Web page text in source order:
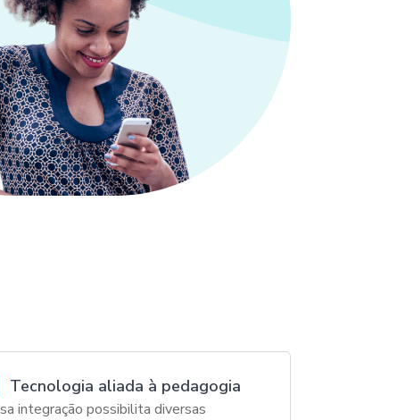
Tecnologia aliada à pedagogia
integração possibilita diversas